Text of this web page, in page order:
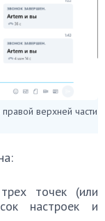
верхней части
точек (или
настроек и